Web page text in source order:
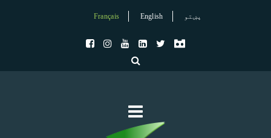
Français English پښتو